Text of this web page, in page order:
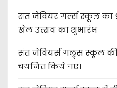
संत जेवियर गर्ल्स स्कूल का
खेल उत्सव का शुभारंभ
संत जेवियर्स गल्र्स स्कूल की
चयनित किये गए।